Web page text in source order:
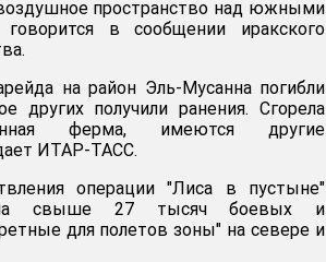
пространство над южными
в сообщении иракского
на район Эль-Мусанна погибли
других получили ранения. Сгорела
ферма, имеются другие
ИТАР-ТАСС.
операции "Лиса в пустыне"
свыше 27 тысяч боевых и
для полетов зоны" на севере и